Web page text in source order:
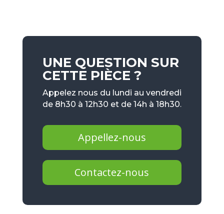
UNE QUESTION SUR
CETTE PIÈCE ?
Appelez nous du lundi au vendredi
de 8h30 à 12h30 et de 14h à 18h30.
Appellez-nous
Contactez-nous